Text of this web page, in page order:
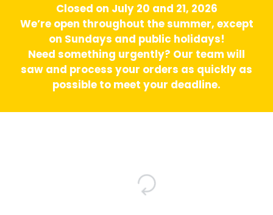
Closed on July 20 and 21, 2026
We’re open throughout the summer, except
on Sundays and public holidays!
Need something urgently? Our team will
saw and process your orders as quickly as
possible to meet your deadline.